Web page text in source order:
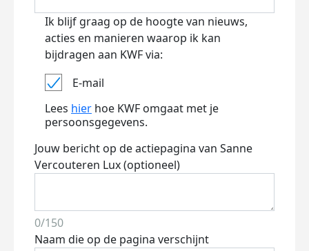
Ik blijf graag op de hoogte van nieuws,
acties en manieren waarop ik kan
bijdragen aan KWF via:
E-mail
Lees hier hoe KWF omgaat met je
persoonsgegevens.
Jouw bericht op de actiepagina van Sanne
Vercouteren Lux (optioneel)
0/150
Naam die op de pagina verschijnt